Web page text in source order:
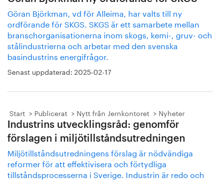
Göran Björkman, vd för Alleima, har valts till ny
ordförande för SKGS. SKGS är ett samarbete mellan
branschorganisationerna inom skogs, kemi-, gruv- och
stålindustrierna och arbetar med den svenska
basindustrins energifrågor.
Senast uppdaterad: 2025-02-17
Start Publicerat Nytt från Jernkontoret Nyheter
Industrins utvecklingsråd: genomför
förslagen i miljötillståndsutredningen
Miljötillståndsutredningens förslag är nödvändiga
reformer för att effektivisera och förtydliga
tillståndsprocesserna i Sverige. Industrin är redo och